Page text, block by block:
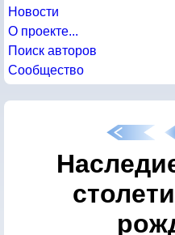
Новости
О проекте...
Поиск авторов
Сообщество